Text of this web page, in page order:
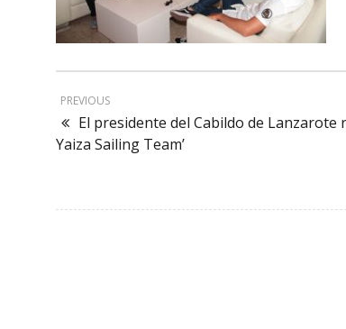
PREVIOUS
El presidente del Cabildo de Lanzarote
Yaiza Sailing Team’